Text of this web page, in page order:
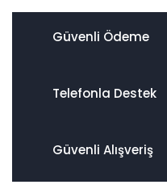
Güvenli Ödeme
Telefonla Destek
Güvenli Alışveriş